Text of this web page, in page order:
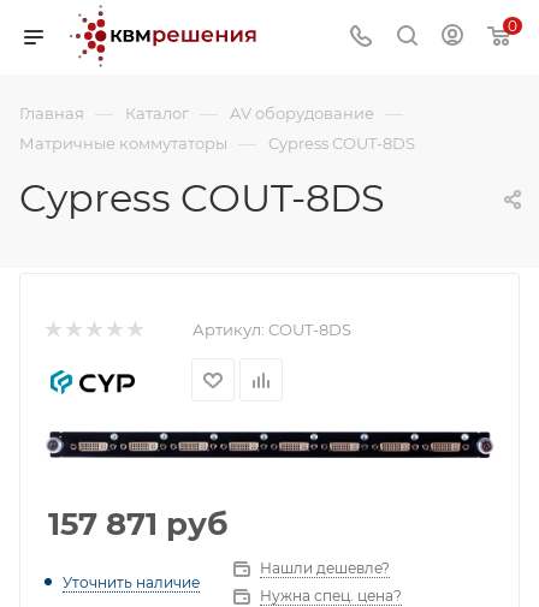
0
Главная — Каталог — AV оборудование —
Матричные коммутаторы — Cypress COUT-8DS
Cypress COUT-8DS
Артикул: COUT-8DS
157 871 руб
Уточнить наличие
Нашли дешевле?
Нужна спец. цена?